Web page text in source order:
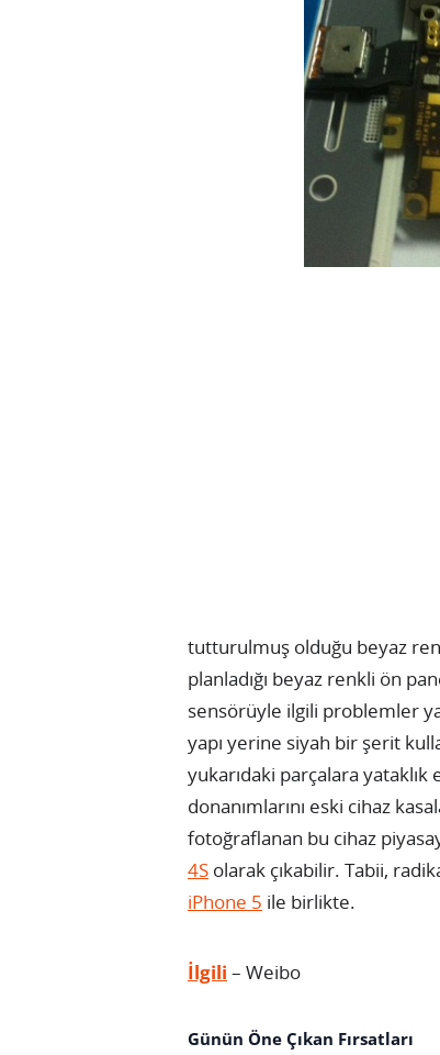
tutturulmuş olduğu beyaz
planladığı beyaz renkli ön
sensörüyle ilgili problemler
yapı yerine siyah bir şerit
yukarıdaki parçalara yataklık
donanımlarını eski cihaz
fotoğraflanan bu cihaz
4S olarak çıkabilir. Tabii,
iPhone 5 ile birlikte.
İlgili – Weibo
Günün Öne Çıkan Fırsatları